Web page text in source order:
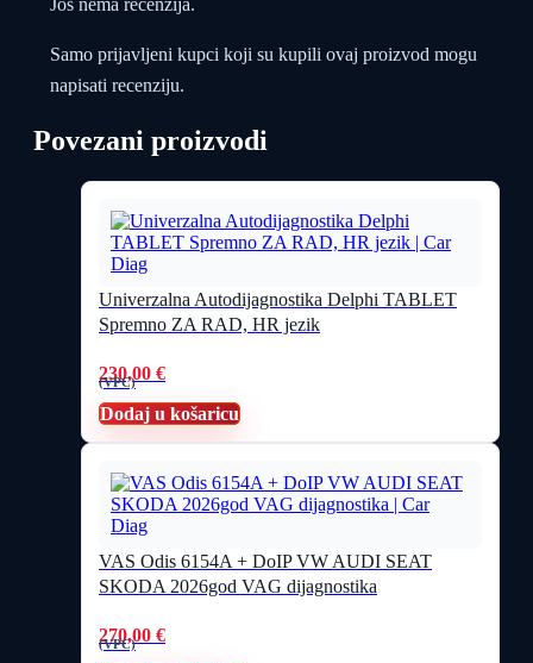
Samo prijavljeni kupci koji su kupili ovaj proizvod mogu
napisati recenziju.
Povezani proizvodi
Univerzalna Autodijagnostika Delphi TABLET
Spremno ZA RAD, HR jezik
230,00 €
(VPC)
Dodaj u košaricu
VAS Odis 6154A + DoIP VW AUDI SEAT
SKODA 2026god VAG dijagnostika
270,00 €
(VPC)